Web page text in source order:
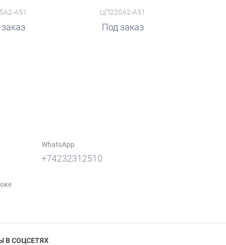
А51 ЦП220А2-А51
Под заказ
WhatsApp
+74232312510
В СОЦСЕТЯХ